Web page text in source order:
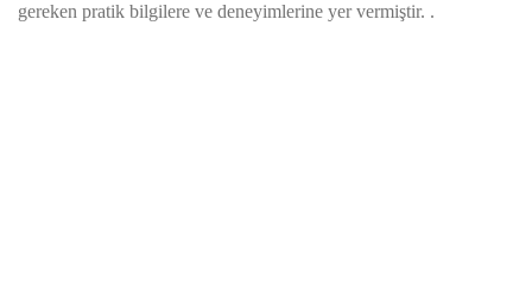
gereken pratik bilgilere ve deneyimlerine yer vermiştir. .